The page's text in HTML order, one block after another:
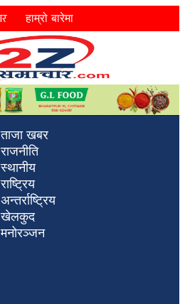
हाम्रो बारेमा
ताजा खबर
राजनीति
स्थानीय
राष्ट्रिय
अन्तर्राष्ट्रिय
खेलकुद
मनोरञ्जन